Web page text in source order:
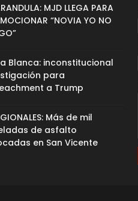
MJD LLEGA PARA
“NOVIA YO NO
Blanca: inconstitucional
para
a Trump
Más de mil
de asfalto
en San Vicente